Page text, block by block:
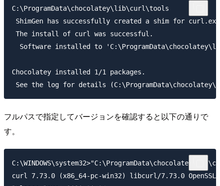
C:\ProgramData\chocolatey\lib\curl\tools
ShimGen has successfully created a shim for curl.exe
The install of curl was successful.
Software installed to
Chocolatey installed 1/1 packages.
フルパスで指定してバージョンを確認すると以下の通りで
す。
curl 7.73.0 (x86_64-pc-win32) libcurl/7.73.0